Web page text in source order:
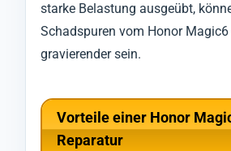
starke Belastung ausgeübt,
Schadspuren vom Honor
gravierender sein.
Vorteile einer Honor
Reparatur